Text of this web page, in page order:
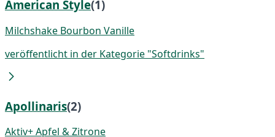
American Style(1)
Milchshake Bourbon Vanille
veröffentlicht in der Kategorie "Softdrinks"
Apollinaris(2)
Aktiv+ Apfel & Zitrone